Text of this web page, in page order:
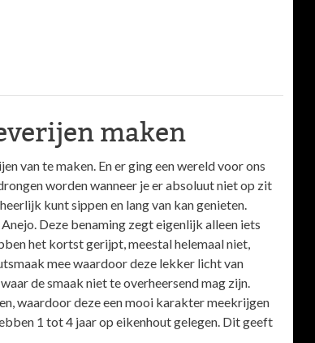
maken
van te maken. En er ging een wereld voor ons
worden wanneer je er absoluut niet op zit
kunt sippen en lang van kan genieten.
Deze benaming zegt eigenlijk alleen iets
het kortst gerijpt, meestal helemaal niet,
mee waardoor deze lekker licht van
de smaak niet te overheersend mag zijn.
waardoor deze een mooi karakter meekrijgen
1 tot 4 jaar op eikenhout gelegen. Dit geeft